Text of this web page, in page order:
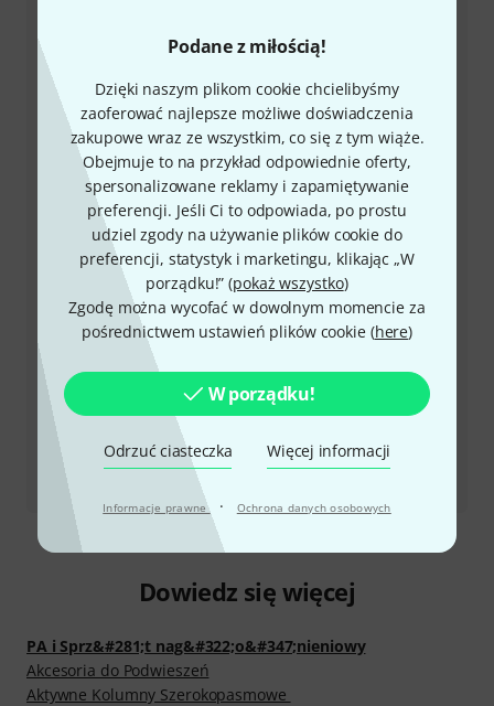
Podane z miłością!
Dzięki naszym plikom cookie chcielibyśmy
zaoferować najlepsze możliwe doświadczenia
zakupowe wraz ze wszystkim, co się z tym wiąże.
Obejmuje to na przykład odpowiednie oferty,
spersonalizowane reklamy i zapamiętywanie
preferencji. Jeśli Ci to odpowiada, po prostu
udziel zgody na używanie plików cookie do
preferencji, statystyk i marketingu, klikając „W
porządku!” (pokaż wszystko)
Zgodę można wycofać w dowolnym momencie za
pośrednictwem ustawień plików cookie (here)
W porządku!
Odrzuć ciasteczka Więcej informacji
Informacje prawne · Ochrona danych osobowych
+49-9546-9223-648
W przypadku dalszych pytań i ewentualnych
problemów służymy pomocą.
Przygotuj numer klienta
Godziny otwarcia (CEST - Czas
środkowoeuropejski letni)
Umów się na połączenie zwrotne
Więcej możliwości kontaktu
Zwrot produktu
wszystkie kontakty
Dowiedz się więcej
PA i Sprz&#281;t nag&#322;o&#347;nieniowy
Akcesoria do Podwieszeń
Aktywne Kolumny Szerokopasmowe